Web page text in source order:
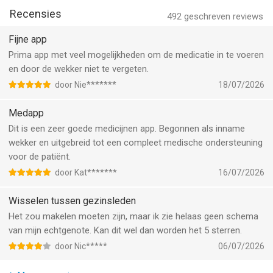
MedApp: Medicijn Herinnering van MedApp Nederland B.V. is
hoger, geschikt bevonden voor gebruikers met leeftijden vanaf
17 jaar.
Informatie voor MedApp: Medicijn Herinneringis het laatst
• Medisch dagboek om klachten, bijwerkingen en afspraken bij
te houden
GEBRUIK MEDAPP SAMEN MET ONZE APOTHEEKSERVICE
Maak gebruik van onze gratis online apotheek. Wij regelen je
herhaalrecepten en bezorgen je medicijnen gratis bij je thuis.
• Herhaalrecepten worden voor je aangevraagd
• Persoonlijk advies van apothekers
• Welkomstcadeau bij inschrijving
WAAROM KIEZEN VOOR MEDAPP
• Alles op één plek: medicatie, voorraad, gezondheid en contact
• Betrouwbare medicatiehulp bij aandoeningen zoals migraine,
ADHD, hiv, MS, diabetes of reuma
• Geen verborgen kosten, geen externe reclames, wel
ondersteuning van echte apothekers
492 geschreven reviews
Recensies
Fijne app
Prima app met veel mogelijkheden om de medicatie in te voeren
en door de wekker niet te vergeten.
door Nie******* 18/07/2026
Medapp
Dit is een zeer goede medicijnen app. Begonnen als inname
wekker en uitgebreid tot een compleet medische ondersteuning
voor de patiënt.
door Kat******* 16/07/2026
Wisselen tussen gezinsleden
Het zou makelen moeten zijn, maar ik zie helaas geen schema
van mijn echtgenote. Kan dit wel dan worden het 5 sterren.
door Nic***** 06/07/2026